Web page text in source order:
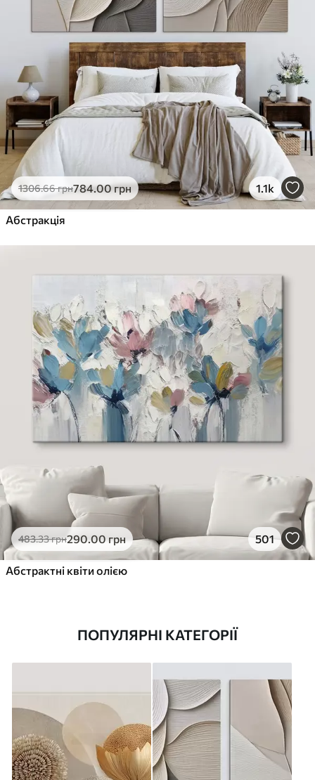
1306.66грн784.00грн 1.1k
Абстракція
483.33грн290.00грн 501
Абстрактні квіти олією
ПОПУЛЯРНІ КАТЕГОРІЇ